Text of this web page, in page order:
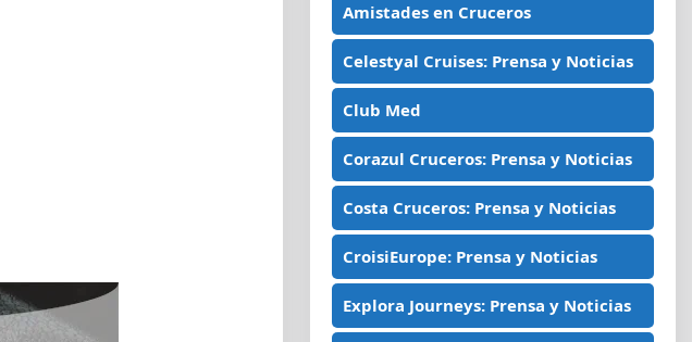
Amistades en Cruceros
Celestyal Cruises: Prensa y Noticias
Club Med
Corazul Cruceros: Prensa y Noticias
Costa Cruceros: Prensa y Noticias
CroisiEurope: Prensa y Noticias
Explora Journeys: Prensa y Noticias